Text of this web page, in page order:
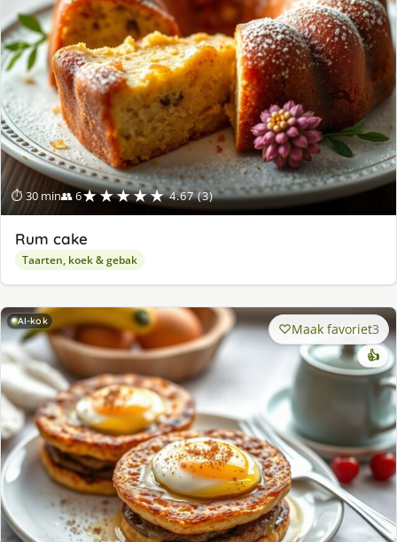
⏱ 30 min👥 6★★★★★ 4.67 (3)
Rum cake
Taarten, koek & gebak
AI-kok Maak favoriet3
👍